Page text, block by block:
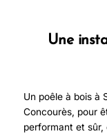
Une
Un poêle à bois à
Concourès, pour
performant et sûr,